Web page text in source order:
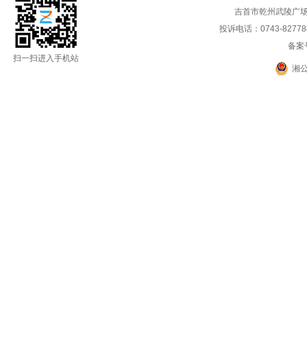
扫一扫进入手机站
吉首市乾州武陵广
投诉电话：0743-
备案
湘